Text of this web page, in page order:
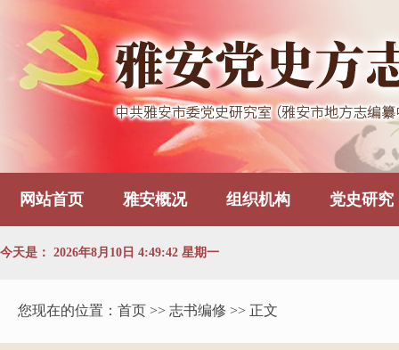
网站首页 雅安概况 组织机构 党史研究
今天是： 2026年8月10日 4:49:42 星期一
您现在的位置： 首页 >> 志书编修 >> 正文